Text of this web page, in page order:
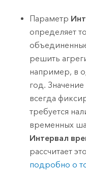
Параметр
определяет
решить
например, в
год.
всегда
требуется
временных
Интервал
рассчитает
подробно о